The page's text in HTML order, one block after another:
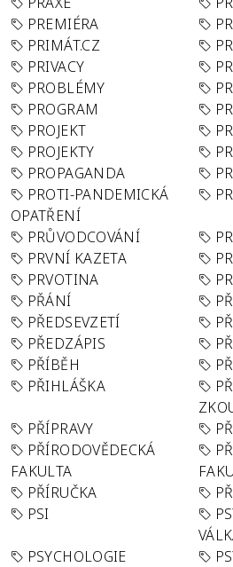
PREMIÉRA
PRIMÁT.CZ
PRIVACY
PROBLÉMY
PROGRAM
PROJEKT
PROJEKTY
PROPAGANDA
PROTI-PANDEMICKÁ
OPATŘENÍ
PRŮVODCOVÁNÍ
PRVNÍ KAZETA
PRVOTINA
PŘÁNÍ
PŘEDSEVZETÍ
PŘEDZÁPIS
PŘÍBĚH
PŘIHLÁŠKA
PŘÍPRAVY
PŘÍRODOVĚDECKÁ
FAKULTA
PŘÍRUČKA
PSI
PSYCHOLOGIE